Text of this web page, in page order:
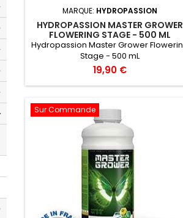
Toggle
Toggle
Toggle
Toggle
MARQUE: HYDROPASSION
HYDROPASSION MASTER GROWER
FLOWERING STAGE - 500 ML
Hydropassion Master Grower
Stage - 500 mL
19,90 €
Sur Commande